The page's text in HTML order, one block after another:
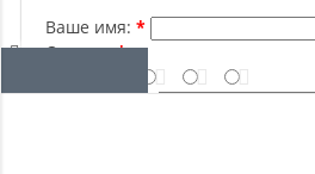
Ваше имя:
Оценка: